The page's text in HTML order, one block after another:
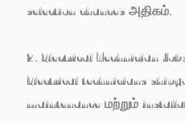
selection chances அதிகம்.
2. Electrical Technician
Electrical technicians
maintenance மற்றும்